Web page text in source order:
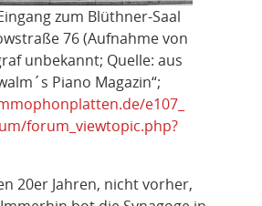
zum Blüthner-Saal
76 (Aufnahme von
unbekannt; Quelle: aus
Piano Magazin“;
e107_
forum_viewtopic.php?
20er Jahren, nicht vorher,